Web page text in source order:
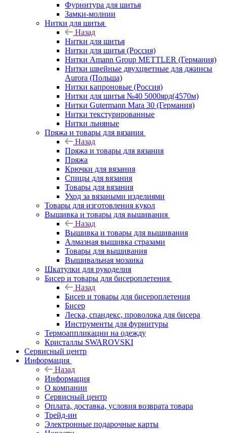
Фурнитура для шитья
Замки-молнии
Нитки для шитья
Назад
Нитки для шитья
Нитки для шитья (Россия)
Нитки Amann Group METTLER (Германия)
Нитки швейные двухцветные для джинсы
Aurora (Польша)
Нитки капроновые (Россия)
Нитки для шитья №40 5000ярд(4570м)
Нитки Gutermann Mara 30 (Германия)
Нитки текстурированные
Нитки льняные
Пряжа и товары для вязания
Назад
Пряжа и товары для вязания
Пряжа
Крючки для вязания
Спицы для вязания
Товары для вязания
Уход за вязаными изделиями
Товары для изготовления кукол
Вышивка и товары для вышивания
Назад
Вышивка и товары для вышивания
Алмазная вышивка стразами
Товары для вышивания
Вышивальная мозаика
Шкатулки для рукоделия
Бисер и товары для бисероплетения
Назад
Бисер и товары для бисероплетения
Бисер
Леска, спандекс, проволока для бисера
Инструменты для фурнитуры
Термоаппликации на одежду
Кристаллы SWAROVSKI
Сервисный центр
Информация
Назад
Информация
О компании
Сервисный центр
Оплата, доставка, условия возврата товара
Трейд-ин
Электронные подарочные карты